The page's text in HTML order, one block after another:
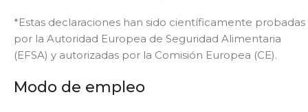
*Estas declaraciones han sido científicamente probadas
por la Autoridad Europea de Seguridad Alimentaria
(EFSA) y autorizadas por la Comisión Europea (CE).
Modo de empleo